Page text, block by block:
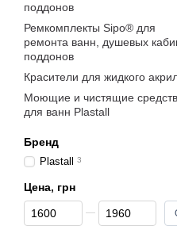
поддонов
Ремкомплекты Sipo® для
ремонта ванн, душевых
поддонов
Красители для жидкого
Моющие и чистящие
для ванн Plastall
Бренд
Plastall 3
Цена, грн
От Цена, грн
До Цена, грн